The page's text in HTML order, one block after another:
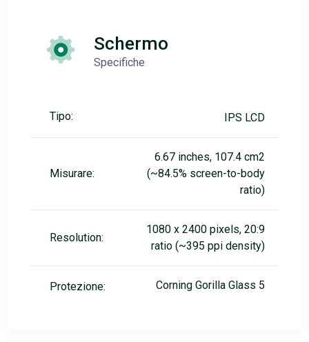
Schermo
Specifiche
Tipo: IPS LCD
Misurare:
6.67 inches, 107.4 cm2
(~84.5% screen-to-body
ratio)
Resolution:
1080 x 2400 pixels, 20:9
ratio (~395 ppi density)
Protezione: Corning Gorilla Glass 5